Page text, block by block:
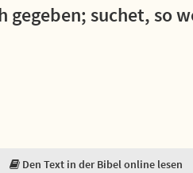
gegeben; suchet, so
Den Text in der Bibel online lesen